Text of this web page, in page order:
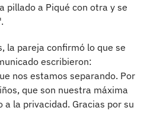
pillado a Piqué con otra y se
la pareja confirmó lo que se
escribieron:
nos estamos separando. Por
que son nuestra máxima
la privacidad. Gracias por su